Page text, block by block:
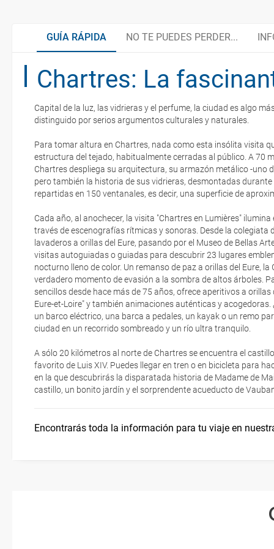
GUÍA RÁPIDA NO TE PUEDES PERDER...
Chartres: La
Capital de la luz, las vidrieras y el perfume, la ciudad es algo
distinguido por serios argumentos culturales y naturales.
Para tomar altura en Chartres, nada como esta insólita visita
estructura del tejado, habitualmente cerradas al público. A 70
Chartres despliega su arquitectura, su armazón metálico -uno
pero también la historia de sus vidrieras, desmontadas
repartidas en 150 ventanales, es decir, una superficie de
Cada año, al anochecer, la visita "Chartres en Lumières"
través de escenografías rítmicas y sonoras. Desde la colegiata
lavaderos a orillas del Eure, pasando por el Museo de Bellas
visitas autoguiadas o guiadas para descubrir 23 lugares
nocturno lleno de color. Un remanso de paz a orillas del Eure,
verdadero momento de evasión a la sombra de altos árboles.
sencillos desde hace más de 75 años, ofrece aperitivos a
Eure-et-Loire" y también animaciones auténticas y
un barco eléctrico, una barca a pedales, un kayak o un remo
ciudad en un recorrido sombreado y un río ultra tranquilo.
A sólo 20 kilómetros al norte de Chartres se encuentra el
favorito de Luis XIV. Puedes llegar en tren o en bicicleta para
en la que descubrirás la disparatada historia de Madame de
castillo, un bonito jardín y el sorprendente acueducto de
Encontrarás toda la información para tu viaje en
Ruta de Leonardo da Vinci y el Renacimiento francés
Ruta por los Castillos reales del Valle del Loira
Senderismo y actividades fluviales
Gastronomía
Guía útil
El Loira en bici
Valle del Loira, paisaje cultural vivo
Organiza tu viaje
Documentación
Moneda
La documentación de tu reserva te será enviada por mail en el
Respecto a las tarjetas de embarque, casi todas las compañías
electrónicos por lo que podrás obtenerlas directamente en los
realizando el check-in por su web.
exigen la presentación de la tarjeta de embarque (que deberás
no te carguen un suplemento extra en el mismo aeropuerto.
En caso de tener que enviarte la documentación de un paquete
te enviaremos la documentación de tu reserva alrededor de 10
imprimir y llevar contigo en el viaje.
Esta documentación te será requerida en el mostrador de la
check-in el día de la salida.